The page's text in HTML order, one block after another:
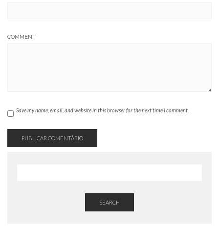
COMMENT
Save my name, email, and website in this browser for the next time I comment.
SEARCH